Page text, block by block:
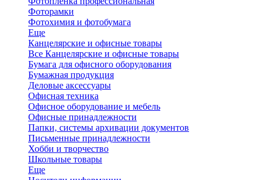
Фоторамки
Фотохимия и фотобумага
Еще
Канцелярские и офисные товары
Все Канцелярские и офисные товары
Бумага для офисного оборудования
Бумажная продукция
Деловые аксессуары
Офисная техника
Офисное оборудование и мебель
Офисные принадлежности
Папки, системы архивации документов
Письменные принадлежности
Хобби и творчество
Школьные товары
Еще